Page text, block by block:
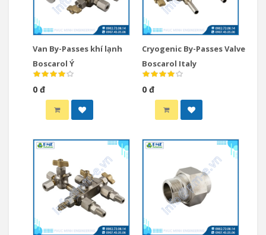
Van By-Passes khí lạnh
Boscarol Ý
0 đ
Cryogenic By-Passes Valve
Boscarol Italy
0 đ